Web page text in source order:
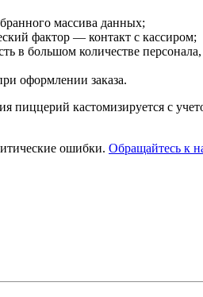
массива данных;
фактор — контакт с кассиром;
в большом количестве персонала,
оформлении заказа.
кастомизируется с
ошибки. Обращайтесь к